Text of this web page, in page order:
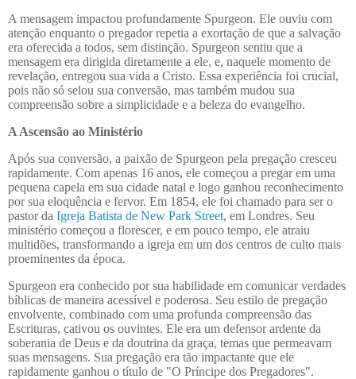
A mensagem impactou profundamente Spurgeon. Ele ouviu com
atenção enquanto o pregador repetia a exortação de que a salvação
era oferecida a todos, sem distinção. Spurgeon sentiu que a
mensagem era dirigida diretamente a ele, e, naquele momento de
revelação, entregou sua vida a Cristo. Essa experiência foi crucial,
pois não só selou sua conversão, mas também mudou sua
compreensão sobre a simplicidade e a beleza do evangelho.
A Ascensão ao Ministério
Após sua conversão, a paixão de Spurgeon pela pregação cresceu
rapidamente. Com apenas 16 anos, ele começou a pregar em uma
pequena capela em sua cidade natal e logo ganhou reconhecimento
por sua eloquência e fervor. Em 1854, ele foi chamado para ser o
pastor da Igreja Batista de New Park Street, em Londres. Seu
ministério começou a florescer, e em pouco tempo, ele atraiu
multidões, transformando a igreja em um dos centros de culto mais
proeminentes da época.
Spurgeon era conhecido por sua habilidade em comunicar verdades
bíblicas de maneira acessível e poderosa. Seu estilo de pregação
envolvente, combinado com uma profunda compreensão das
Escrituras, cativou os ouvintes. Ele era um defensor ardente da
soberania de Deus e da doutrina da graça, temas que permeavam
suas mensagens. Sua pregação era tão impactante que ele
rapidamente ganhou o título de "O Príncipe dos Pregadores".